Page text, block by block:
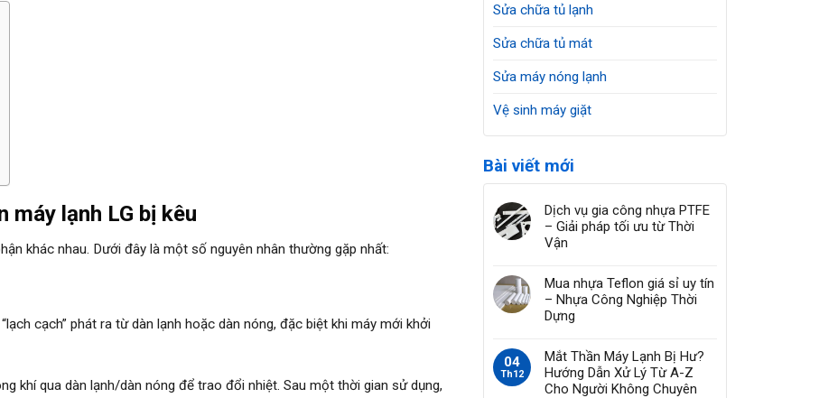
máy lạnh LG bị kêu
khác nhau. Dưới đây là một số nguyên nhân thường gặp nhất:
“lạch cạch” phát ra từ dàn lạnh hoặc dàn nóng, đặc biệt khi máy mới khởi
khí qua dàn lạnh/dàn nóng để trao đổi nhiệt. Sau một thời gian sử dụng,
Sửa chữa tủ lạnh
Sửa chữa tủ mát
Sửa máy nóng lạnh
Vệ sinh máy giặt
Bài viết mới
Dịch vụ gia công nhựa PTFE
– Giải pháp tối ưu từ Thời
Vận
Mua nhựa Teflon giá sỉ uy tín
– Nhựa Công Nghiệp Thời
Dựng
04
Th12
Mắt Thần Máy Lạnh Bị Hư?
Hướng Dẫn Xử Lý Từ A-Z
Cho Người Không Chuyên